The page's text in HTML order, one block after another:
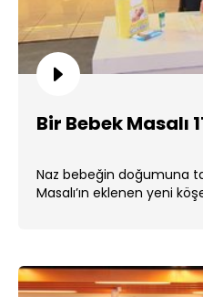
Bir Bebek Masalı
Naz bebeğin doğumuna
Masalı’ın eklenen yeni